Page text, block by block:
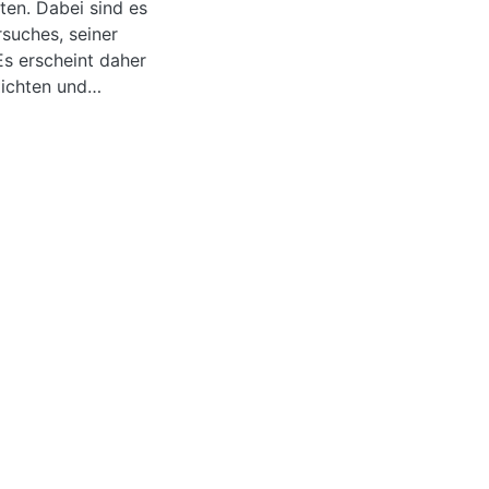
Dabei sind es
seiner
erscheint daher
und
der
- ein
spezifischen